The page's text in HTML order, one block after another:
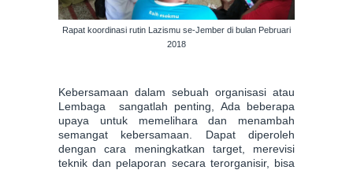
Rapat koordinasi rutin Lazismu se-Jember di bulan Pebruari
2018
Kebersamaan dalam sebuah organisasi atau
Lembaga sangatlah penting, Ada beberapa
upaya untuk memelihara dan menambah
semangat kebersamaan. Dapat diperoleh
dengan cara meningkatkan target, merevisi
teknik dan pelaporan secara terorganisir, bisa